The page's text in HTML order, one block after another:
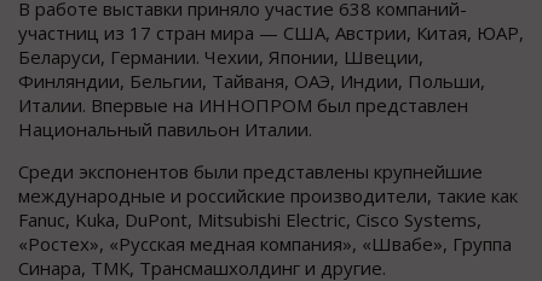
В работе выставки приняло участие 638 компаний-
участниц из 17 стран мира — США, Австрии, Китая, ЮАР,
Беларуси, Германии. Чехии, Японии, Швеции,
Финляндии, Бельгии, Тайваня, ОАЭ, Индии, Польши,
Италии. Впервые на ИННОПРОМ был представлен
Национальный павильон Италии.
Среди экспонентов были представлены крупнейшие
международные и российские производители, такие как
Fanuc, Kuka, DuPont, Mitsubishi Electric, Cisco Systems,
«Ростех», «Русская медная компания», «Швабе», Группа
Синара, ТМК, Трансмашхолдинг и другие.